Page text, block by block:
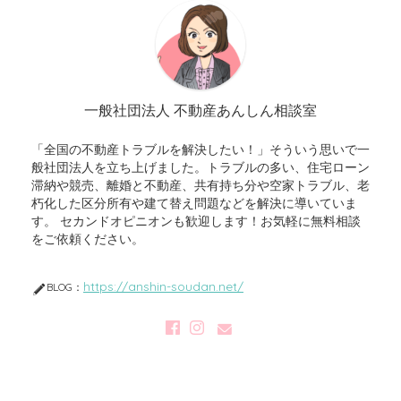
一般社団法人 不動産あんしん相談室
「全国の不動産トラブルを解決したい！」そういう思いで一
般社団法人を立ち上げました。トラブルの多い、住宅ローン
滞納や競売、離婚と不動産、共有持ち分や空家トラブル、老
朽化した区分所有や建て替え問題などを解決に導いていま
す。 セカンドオピニオンも歓迎します！お気軽に無料相談
をご依頼ください。
BLOG： https://anshin-soudan.net/